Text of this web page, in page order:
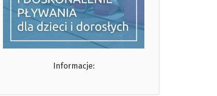
Informacje: